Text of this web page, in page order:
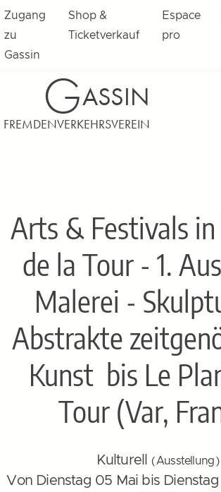
Zugang
zu
Gassin
Shop &
Ticketverkauf
Espace
pro
GASSIN
FREMDENVERKEHRSVEREIN
Arts & Festivals in
de la Tour - 1.
Malerei -
Abstrakte
Kunstbis Le
Tour (Var,
Kulturell ( Ausstellung )
Von Dienstag 05 Mai bis